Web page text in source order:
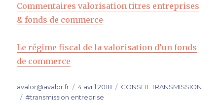
Commentaires valorisation titres entreprises
& fonds de commerce
Le régime fiscal de la valorisation d’un fonds
de commerce
Auteur
avalor@avalor.fr
Publié
le
4 avril 2018 Catégories
CONSEIL TRANSMISSION
Étiquettes
#transmission entreprise